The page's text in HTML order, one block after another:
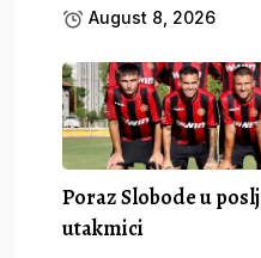
August 8, 2026
Poraz Slobode u
utakmici